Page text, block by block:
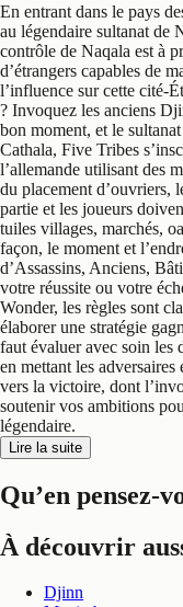
En entrant dans le pays
au légendaire sultanat de
contrôle de Naqala est à
d’étrangers capables de
l’influence sur cette cité-
? Invoquez les anciens
bon moment, et le
Cathala, Five Tribes
l’allemande utilisant des
du placement d’ouvriers,
partie et les joueurs
tuiles villages, marchés,
façon, le moment et
d’Assassins, Anciens,
votre réussite ou votre
Wonder, les règles sont
élaborer une stratégie
faut évaluer avec soin les
en mettant les
vers la victoire, dont
soutenir vos ambitions
légendaire.
Lire la suite
Qu’en pensez-
À découvrir
Djinn